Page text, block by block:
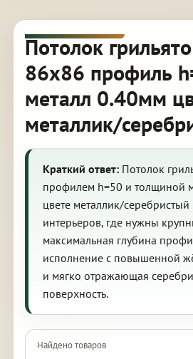
Потолок
86х86 профиль
металл 0.40мм
металлик/
Краткий ответ:Потолок
профилем h=50 и толщиной
цвете металлик/
интерьеров, где нужны
максимальная глубина
исполнение с повышенной
и мягко отражающая
поверхность.
Найдено товаров